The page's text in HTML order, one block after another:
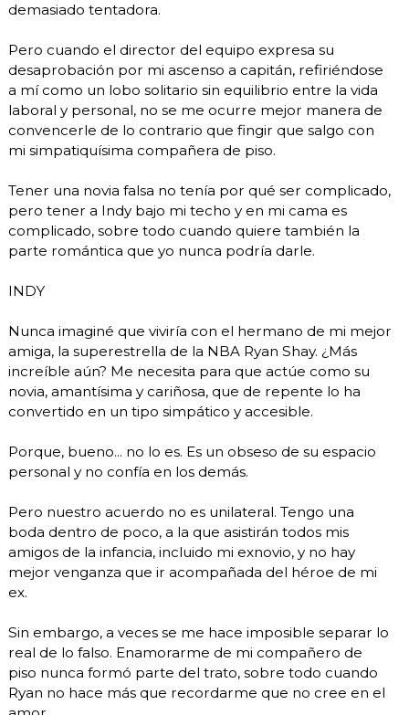
demasiado tentadora.
Pero cuando el director del equipo expresa su
desaprobación por mi ascenso a capitán, refiriéndose
a mí como un lobo solitario sin equilibrio entre la vida
laboral y personal, no se me ocurre mejor manera de
convencerle de lo contrario que fingir que salgo con
mi simpatiquísima compañera de piso.
Tener una novia falsa no tenía por qué ser complicado,
pero tener a Indy bajo mi techo y en mi cama es
complicado, sobre todo cuando quiere también la
parte romántica que yo nunca podría darle.
INDY
Nunca imaginé que viviría con el hermano de mi mejor
amiga, la superestrella de la NBA Ryan Shay. ¿Más
increíble aún? Me necesita para que actúe como su
novia, amantísima y cariñosa, que de repente lo ha
convertido en un tipo simpático y accesible.
Porque, bueno... no lo es. Es un obseso de su espacio
personal y no confía en los demás.
Pero nuestro acuerdo no es unilateral. Tengo una
boda dentro de poco, a la que asistirán todos mis
amigos de la infancia, incluido mi exnovio, y no hay
mejor venganza que ir acompañada del héroe de mi
ex.
Sin embargo, a veces se me hace imposible separar lo
real de lo falso. Enamorarme de mi compañero de
piso nunca formó parte del trato, sobre todo cuando
Ryan no hace más que recordarme que no cree en el